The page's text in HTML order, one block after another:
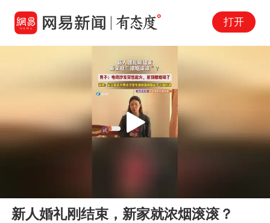
打开
Play
新人婚礼刚结束，新家就浓烟滚滚？